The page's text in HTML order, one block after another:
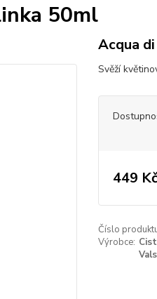
50ml
Acqua
Svěží
449 Kč
Číslo
Výrobce: